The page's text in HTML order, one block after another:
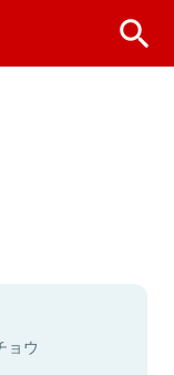
ョウ